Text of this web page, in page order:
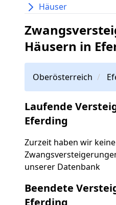
Häuser
Häusern in
Oberösterreich
Laufende
Eferding
Zurzeit haben wir
unserer Datenbank
Beendete